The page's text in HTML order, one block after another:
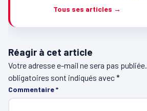
Tous ses articles →
Réagir à cet article
Votre adresse e-mail ne sera pas publiée.
obligatoires sont indiqués avec*
Commentaire*